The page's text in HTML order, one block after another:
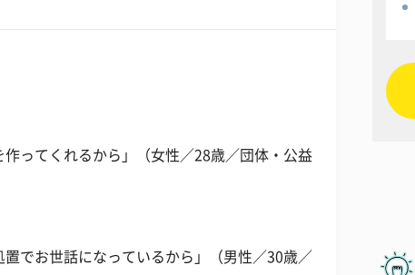
作ってくれるから」（女性／28歳／団体・公益
でお世話になっているから」（男性／30歳／